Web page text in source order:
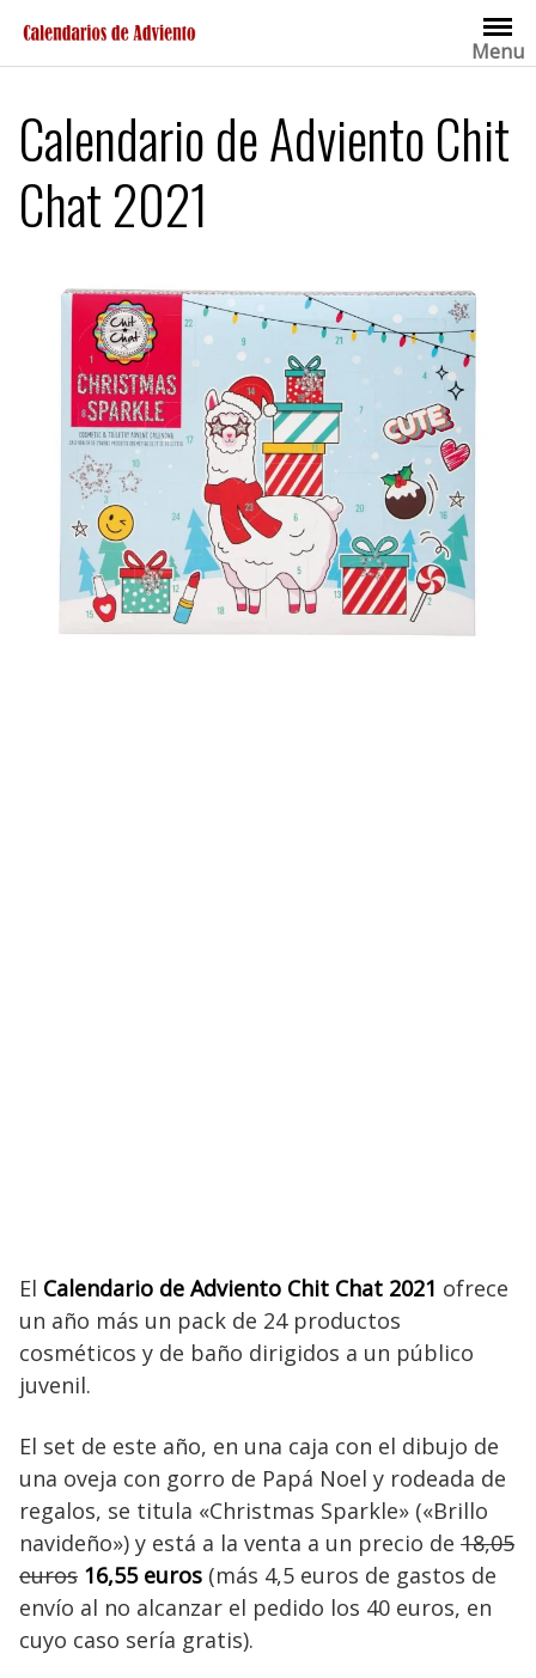
contenido
Menu
Calendario de Adviento Chit
Chat 2021
El Calendario de Adviento Chit Chat 2021 ofrece
un año más un pack de 24 productos
cosméticos y de baño dirigidos a un público
juvenil.
El set de este año, en una caja con el dibujo de
una oveja con gorro de Papá Noel y rodeada de
regalos, se titula «Christmas Sparkle» («Brillo
navideño») y está a la venta a un precio de 18,05
euros 16,55 euros (más 4,5 euros de gastos de
envío al no alcanzar el pedido los 40 euros, en
cuyo caso sería gratis).